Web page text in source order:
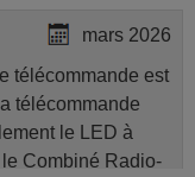
mars 2026
télécommande est
télécommande
le LED à
Combiné Radio-